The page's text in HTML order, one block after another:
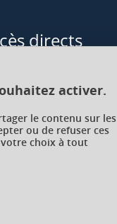
activer.
le contenu sur les
ou de refuser ces
votre choix à tout
directs
transversaux
(ETC)